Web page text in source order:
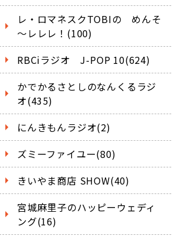
レ・ロマネスクTOBIの めんそ
～レレレ！(100)
RBCiラジオ J-POP 10(624)
かでかるさとしのなんくるラジ
オ(435)
にんきもんラジオ(2)
ズミーファイユー(80)
きいやま商店 SHOW(40)
宮城麻里子のハッピーウェディ
ング(16)